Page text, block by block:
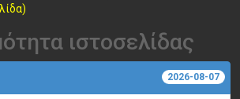
ιστοσελίδας
2026-08-07